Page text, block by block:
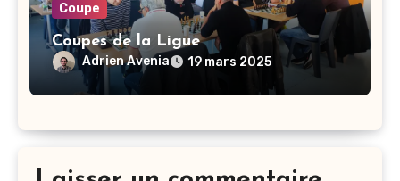
Coupe
Coupes de la Ligue
Adrien Avenia 19 mars 2025